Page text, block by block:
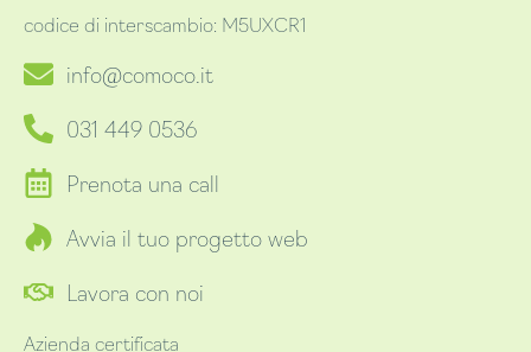
codice di interscambio: M5UXCR1
info@comoco.it
031 449 0536
Prenota una call
Avvia il tuo progetto web
Lavora con noi
Azienda certificata